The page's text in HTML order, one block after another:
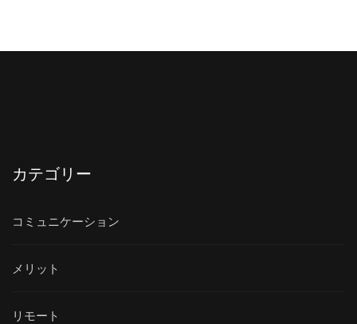
カテゴリー
コミュニケーション
メリット
リモート